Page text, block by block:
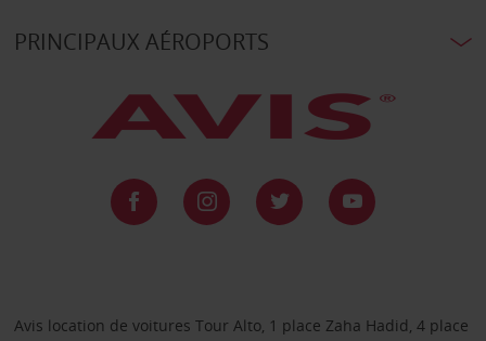
PRINCIPAUX AÉROPORTS
Avis location de voitures Tour Alto, 1 place Zaha Hadid, 4 place